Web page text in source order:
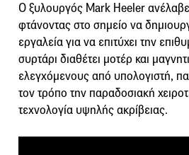
Ο ξυλουργός Mark Heeler
φτάνοντας στο σημείο να
εργαλεία για να επιτύχει την
συρτάρι διαθέτει μοτέρ και
ελεγχόμενους από υπολογιστή,
τον τρόπο την παραδοσιακή
τεχνολογία υψηλής ακρίβειας.